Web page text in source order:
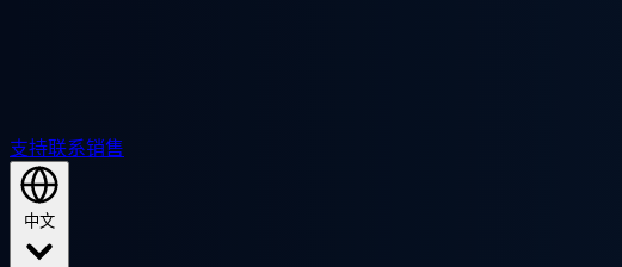
支持联系销售
中文